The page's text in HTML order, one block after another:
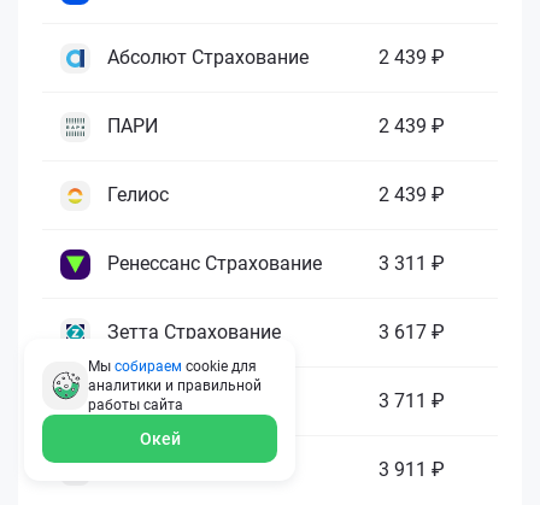
Абсолют Страхование 2 439 ₽
ПАРИ 2 439 ₽
Гелиос 2 439 ₽
Ренессанс Страхование 3 311 ₽
Зетта Страхование 3 617 ₽
ГАЙДЕ 3 711 ₽
МАКС 3 911 ₽
Мы собираем cookie для
аналитики и правильной
работы сайта
Окей